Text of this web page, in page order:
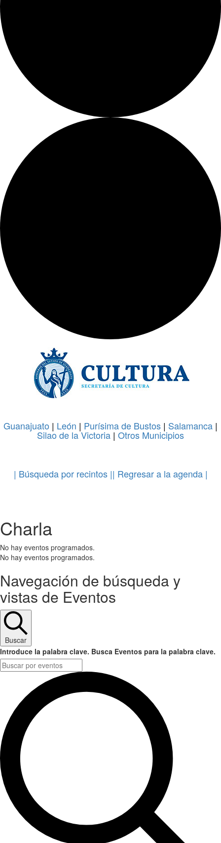
Guanajuato | León | Purísima de Bustos | Salamanca |
Silao de la Victoria | Otros Municipios
| Búsqueda por recintos || Regresar a la agenda |
Charla
No hay eventos programados.
No hay eventos programados.
Navegación de búsqueda y
vistas de Eventos
Buscar
Introduce la palabra clave. Busca Eventos para la palabra clave.